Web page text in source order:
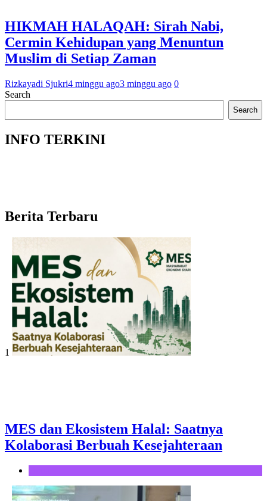
HIKMAH HALAQAH: Sirah Nabi,
Cermin Kehidupan yang Menuntun
Muslim di Setiap Zaman
Rizkayadi Sjukri4 minggu ago3 minggu ago 0
Search
Search
INFO TERKINI
Berita Terbaru
1
MES dan Ekosistem Halal: Saatnya
Kolaborasi Berbuah Kesejahteraan